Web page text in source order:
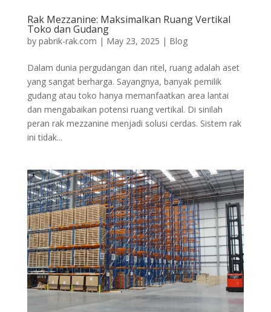
Rak Mezzanine: Maksimalkan Ruang Vertikal
Toko dan Gudang
by pabrik-rak.com | May 23, 2025 | Blog
Dalam dunia pergudangan dan ritel, ruang adalah aset
yang sangat berharga. Sayangnya, banyak pemilik
gudang atau toko hanya memanfaatkan area lantai
dan mengabaikan potensi ruang vertikal. Di sinilah
peran rak mezzanine menjadi solusi cerdas. Sistem rak
ini tidak...